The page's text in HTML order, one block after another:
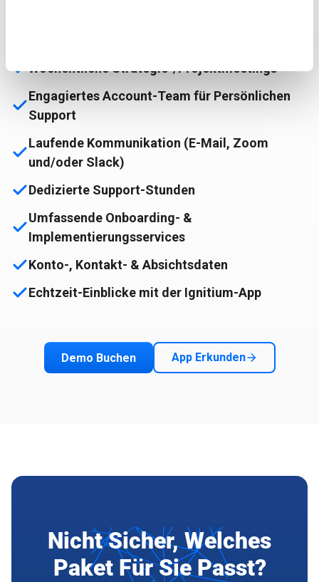
Wöchentliche Strategie-/Projektmeetings
Engagiertes Account-Team für Persönlichen
Support
Laufende Kommunikation (E-Mail, Zoom
und/oder Slack)
Dedizierte Support-Stunden
Umfassende Onboarding- &
Implementierungsservices
Konto-, Kontakt- & Absichtsdaten
Echtzeit-Einblicke mit der Ignitium-App
Demo Buchen App Erkunden
Nicht Sicher, Welches
Paket Für Sie Passt?